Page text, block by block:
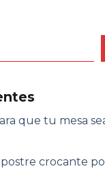
que tu mesa
crocante